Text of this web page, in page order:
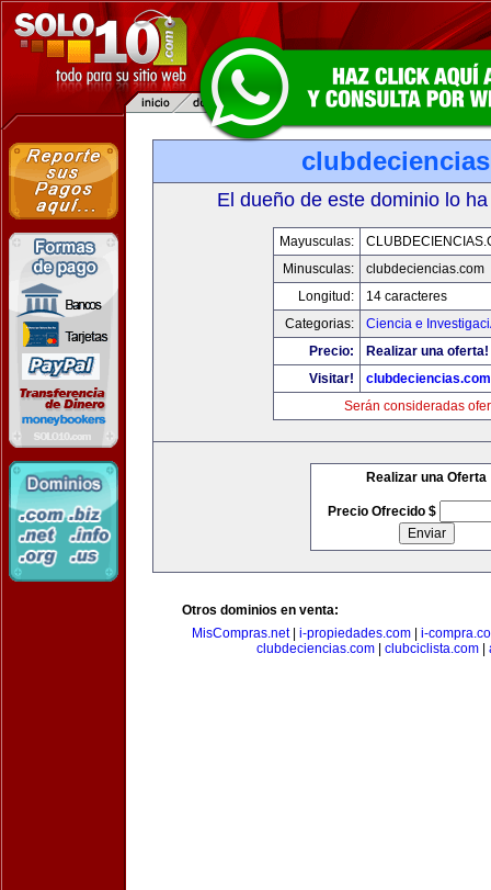
El dueño de este dominio lo
Mayusculas:
Minusculas:
clubdeciencias.com
Longitud:
14 caracteres
Categorias:
Ciencia e
Precio:
Realizar una oferta!
Visitar!
clubdeciencias.com
Serán consideradas
Realizar una Oferta
Precio Ofrecido $
Otros dominios en venta:
MisCompras.net| i-propiedades.com| i-
clubdeciencias.com
clubciclista.com